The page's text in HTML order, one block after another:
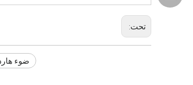
تحت:
ضوء